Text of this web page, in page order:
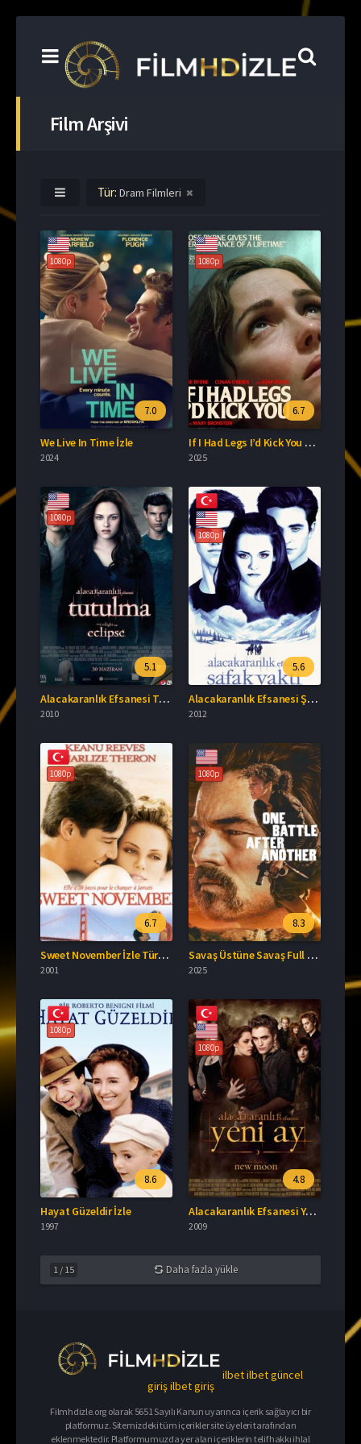
Film Arşivi
Tür: Dram Filmleri
1080p
7.0
We Live In Time İzle
2024
1080p
6.7
If I Had Legs I’d Kick You Türkçe Dublaj İzle
2025
1080p
5.1
Alacakaranlık Efsanesi Tutulma Türkçe Dublaj İzle
2010
1080p
5.6
Alacakaranlık Efsanesi Şafak Vakti Bölüm 2 Türkçe Dublaj İzle
2012
1080p
6.7
Sweet November İzle Türkçe Dublaj
2001
1080p
8.3
Savaş Üstüne Savaş Full Türkçe İzle
2025
1080p
8.6
Hayat Güzeldir İzle
1997
1080p
4.8
Alacakaranlık Efsanesi Yeni Ay Full İzle
2009
1 / 15 Daha fazla yükle
ilbetilbet güncel
girişilbet giriş
Filmhdizle.org olarak 5651 Sayılı Kanun uyarınca içerik sağlayıcı bir
platformuz. Sitemizdeki tüm içerikler site üyeleri tarafından
eklenmektedir. Platformumuzda yer alan içeriklerin telif hakkı ihlal